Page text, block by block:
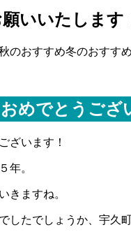
いいたします
のおすすめ冬のおすすめ
めでとうござ
ざいます！
年。
きますね。
したでしょうか、宇久